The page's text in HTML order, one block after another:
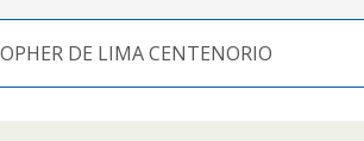
DE LIMA CENTENORIO